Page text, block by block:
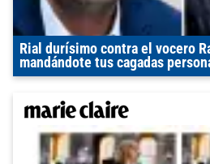
Rial durísimo contra el vocero
mandándote tus cagadas